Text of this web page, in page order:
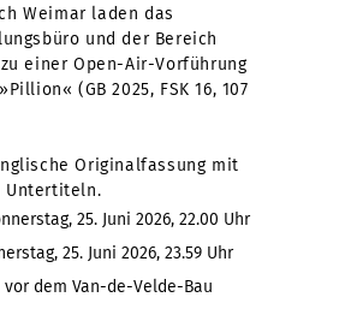
Weimar laden das
und der Bereich
einer Open-Air-Vorführung
(GB 2025, FSK 16, 107
Originalfassung mit
Untertiteln.
25. Juni 2026, 22.00 Uhr
25. Juni 2026, 23.59 Uhr
vor dem Van-de-Velde-Bau